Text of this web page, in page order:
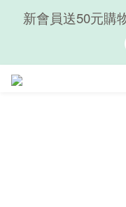
隨心享受｜貝
新會員送50元購